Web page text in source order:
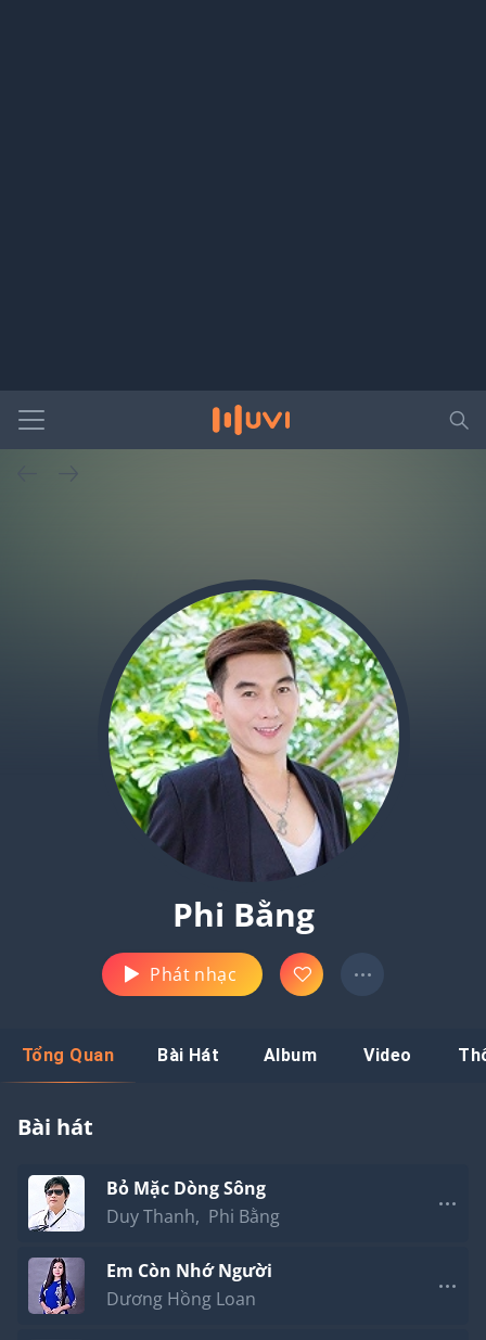
Phi Bằng
Phát nhạc
Tổng Quan Bài Hát Album Video
Bài hát
Bỏ Mặc Dòng Sông
Duy Thanh, Phi Bằng
Em Còn Nhớ Người
Dương Hồng Loan